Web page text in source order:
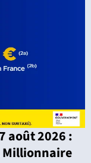
août 2026 :
Millionnaire